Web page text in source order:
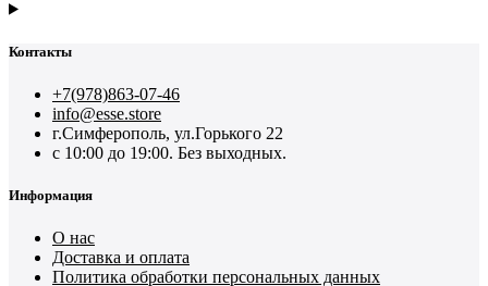
Контакты
+7(978)863-07-46
info@esse.store
г.Симферополь, ул.Горького 22
с 10:00 до 19:00. Без выходных.
Информация
О нас
Доставка и оплата
Политика обработки персональных данных